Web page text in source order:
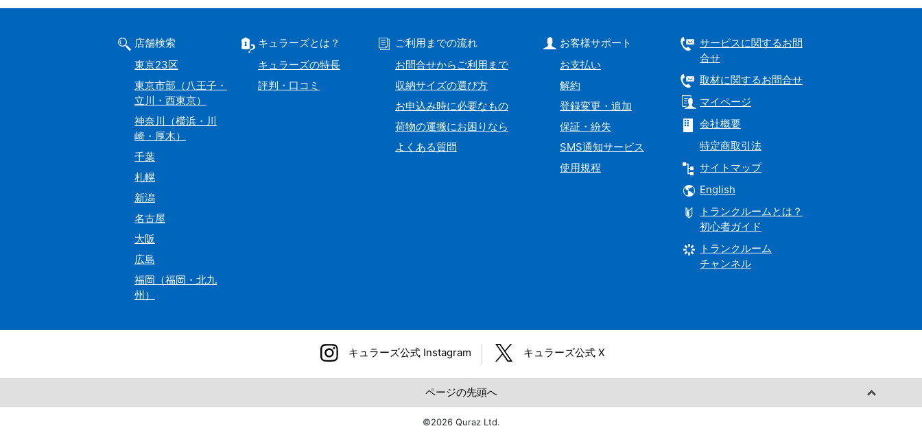
店舗検索
東京23区
東京市部（八王子・
立川・西東京）
神奈川（横浜・川
崎・厚木）
千葉
札幌
新潟
名古屋
大阪
広島
福岡（福岡・北九
州）
キュラーズとは？
キュラーズの特長
評判・口コミ
ご利用までの流れ
お問合せからご利用まで
収納サイズの選び方
お申込み時に必要なもの
荷物の運搬にお困りなら
よくある質問
お客様サポート
お支払い
解約
登録変更・追加
保証・紛失
SMS通知サービス
使用規程
サービスに関するお問
合せ
取材に関するお問合せ
マイページ
会社概要
特定商取引法
サイトマップ
English
トランクルームとは？
初心者ガイド
トランクルーム
チャンネル
キュラーズ公式Instagram キュラーズ公式Ⅹ
ページの先頭へ
©2026 Quraz Ltd.